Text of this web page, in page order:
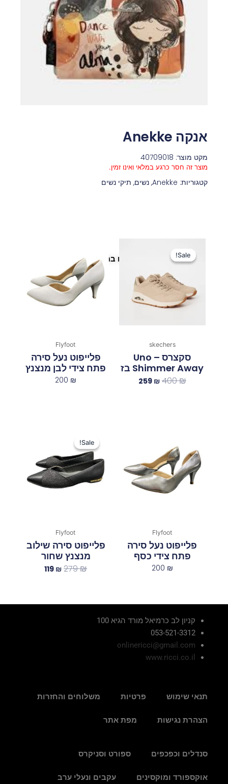
אנקה Anekke‏
מקט מוצר: 40709018
מוצר זה חסר כרגע במלאי ואינו זמין.
קטגוריות: Anekke
, נשים, תיקי נשים
פריטים נוספים במיוחד בשבילך
Sale!
Sale!
skechers
סקצרס Uno –
Shimmer Away בז
400₪
400 ₪.
259 ₪
259 ₪.
Flyfoot
פלייפוט נעל סירה
פתח צידי לבן מנצנץ
200 ₪
Flyfoot
פלייפוט נעל סירה
פתח צידי כסף
200 ₪
Sale!
Sale!
Flyfoot
פלייפוט סירה שילוב
מנצנץ שחור
279₪
היה:
279 ₪.
119 ₪
119 ₪.
קניון לב כרמיאל מורד הגיא 100
053-521-3312
onlinericci@gmail.com
www.ricci.co.il
תנאי שימוש פרטיות משלוחים והחזרות
הצהרת נגישות מפת אתר
סנדלים וכפכפים ספורט וסניקרס
אוקספורד ומוקסינים עקבים ונעלי ערב